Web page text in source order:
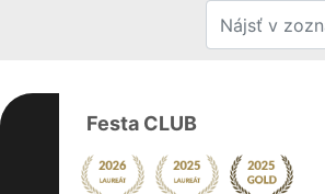
Festa CLUB